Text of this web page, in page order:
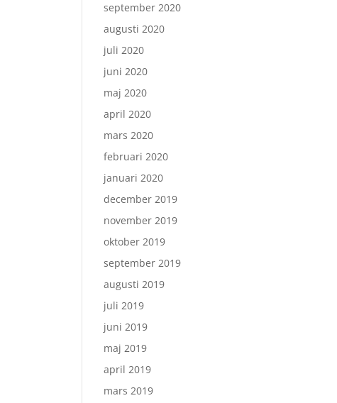
september 2020
augusti 2020
juli 2020
juni 2020
maj 2020
april 2020
mars 2020
februari 2020
januari 2020
december 2019
november 2019
oktober 2019
september 2019
augusti 2019
juli 2019
juni 2019
maj 2019
april 2019
mars 2019